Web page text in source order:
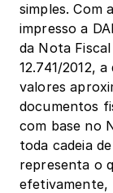
simples. Com
impresso a
da Nota
12.741/2012,
valores
documentos
com base no
toda cadeia
representa o
efetivamente,